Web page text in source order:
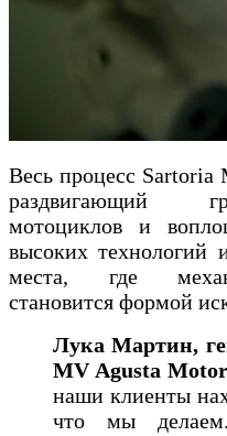
Весь процесс Sartoria
раздвигающий
мотоциклов и
высоких технологий
места, где
становится формой
Лука Мартин,
MV Agusta
наши клиенты
что мы